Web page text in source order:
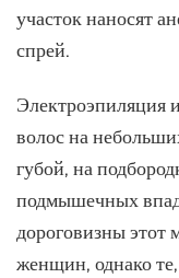
участок наносят
спрей.
Электроэпиляция
волос на
губой, на
подмышечных
дороговизны этот
женщин, однако